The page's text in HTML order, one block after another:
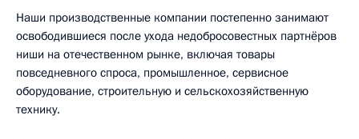
Наши производственные компании постепенно занимают
освободившиеся после ухода недобросовестных партнёров
ниши на отечественном рынке, включая товары
повседневного спроса, промышленное, сервисное
оборудование, строительную и сельскохозяйственную
технику.